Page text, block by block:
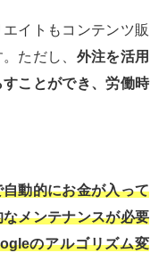
イトもコンテンツ販
ただし、 外注を活用
ことができ、労働時
動的にお金が入って
メンテナンスが必要
のアルゴリズム変